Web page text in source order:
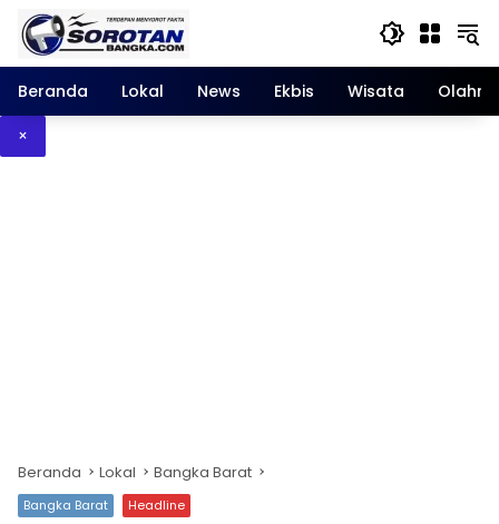
Langsung
konten
Beranda
Lokal News Ekbis Wisata
×
Beranda Lokal Bangka Barat
Bangka Barat Headline